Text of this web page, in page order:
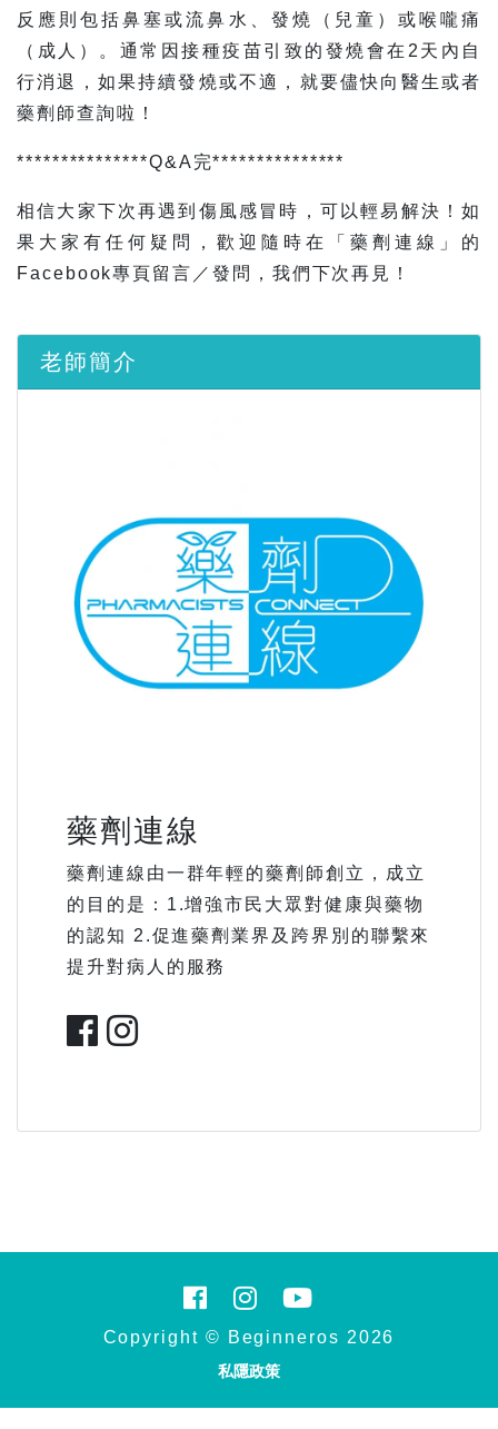
反應則包括鼻塞或流鼻水、發燒（兒童）或喉嚨痛
（成人）。通常因接種疫苗引致的發燒會在2天內自
行消退，如果持續發燒或不適，就要儘快向醫生或者
藥劑師查詢啦！
***************Q&A完***************
相信大家下次再遇到傷風感冒時，可以輕易解決！如
果大家有任何疑問，歡迎隨時在「藥劑連線」的
Facebook專頁留言／發問，我們下次再見！
老師簡介
藥劑連線
藥劑連線由一群年輕的藥劑師創立，成立
的目的是：1.增強市民大眾對健康與藥物
的認知 2.促進藥劑業界及跨界別的聯繫來
提升對病人的服務
Copyright © Beginneros 2026
私隱政策